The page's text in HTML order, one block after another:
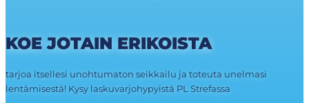
KOE JOTAIN ERIKOISTA
tarjoa itsellesi unohtumaton seikkailu ja toteuta unelmasi
lentämisestä! Kysy laskuvarjohypyistä PL Strefassa